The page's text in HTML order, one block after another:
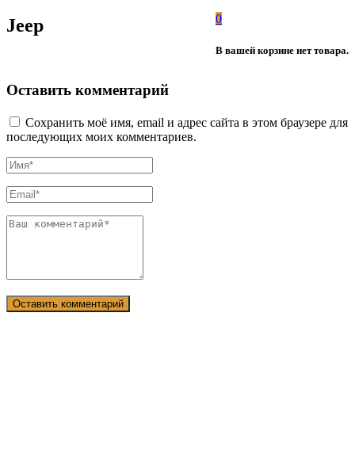
0
В вашей корзине нет товара.
Jeep
Оставить комментарий
Сохранить моё имя, email и адрес сайта в этом браузере для
последующих моих комментариев.